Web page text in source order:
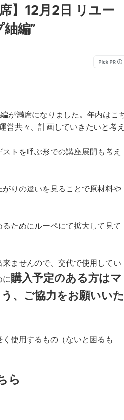
】12月2日 リユー
編”
が満席になりました。年内はこ
営共々、計画していきたいと考え
トを呼ぶ形での講座展開も考え
りの違いを見ることで原材料や
ためにルーペにて拡大して見て
ませんので、交代で使用してい
に購入予定のある方はマ
、ご協力をお願いいた
使用するもの（ないと困るも
ら